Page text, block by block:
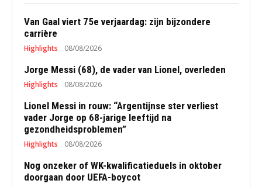
Van Gaal viert 75e verjaardag: zijn bijzondere
carrière
Highlights 08/08/2026
Jorge Messi (68), de vader van Lionel, overleden
Highlights 08/08/2026
Lionel Messi in rouw: “Argentijnse ster verliest
vader Jorge op 68-jarige leeftijd na
gezondheidsproblemen”
Highlights 08/08/2026
Nog onzeker of WK-kwalificatieduels in oktober
doorgaan door UEFA-boycot